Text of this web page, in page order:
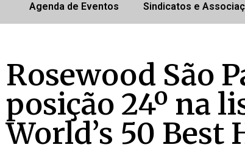
Agenda de Eventos Sindicatos e
Rosewood São
posição 24º na
World’s 50 Best